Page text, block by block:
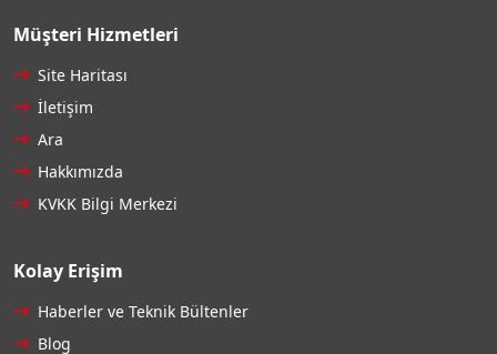
Müşteri Hizmetleri
Site Haritası
İletişim
Ara
Hakkımızda
KVKK Bilgi Merkezi
Kolay Erişim
Haberler ve Teknik Bültenler
Blog